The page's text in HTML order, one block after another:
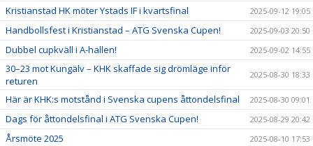
Kristianstad HK möter Ystads IF i kvartsfinal 2025-09-12 19:05
Handbollsfest i Kristianstad – ATG Svenska Cupen! 2025-09-03 20:50
Dubbel cupkväll i A-hallen! 2025-09-02 14:55
30–23 mot Kungälv – KHK skaffade sig drömläge inför
returen
2025-08-30 18:33
Här är KHK:s motstånd i Svenska cupens åttondelsfinal 2025-08-30 09:01
Dags för åttondelsfinal i ATG Svenska Cupen! 2025-08-29 20:42
Årsmöte 2025 2025-08-10 17:53